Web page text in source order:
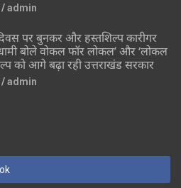
admin
दिवस पर बुनकर और हस्तशिल्प कारीगर
बोले वोकल फॉर लोकल’ और ‘लोकल
को आगे बढ़ा रही उत्तराखंड सरकार
admin